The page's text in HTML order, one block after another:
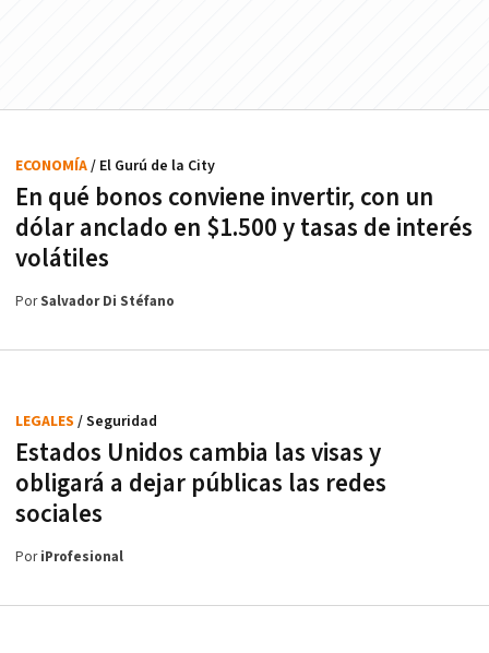
En qué bonos conviene invertir, con un
dólar anclado en $1.500 y tasas de interés
volátiles
ECONOMÍA/ El Gurú de la City
PorSalvador Di Stéfano
Estados Unidos cambia las visas y
obligará a dejar públicas las redes
sociales
LEGALES / Seguridad
PoriProfesional